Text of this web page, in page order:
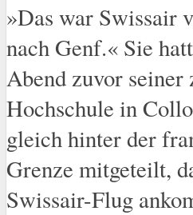
»Das war Swissair
nach Genf.« Sie
Abend zuvor seiner
Hochschule in
gleich hinter der
Grenze mitgeteilt,
Swissair-Flug